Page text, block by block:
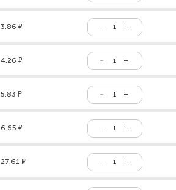
3.86 ₽
4.26 ₽
5.83 ₽
6.65 ₽
27.61 ₽